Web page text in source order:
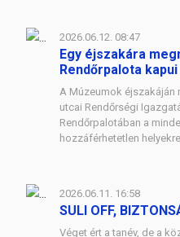
2026.06.12. 08:47
Egy éjszakára
Rendőrpalota kapui
A Múzeumok éjszakáján
utcai Rendőrségi
Rendőrpalotában a
hozzáférhetetlen
2026.06.11. 16:58
SULI OFF,
Véget ért a tanév, de a